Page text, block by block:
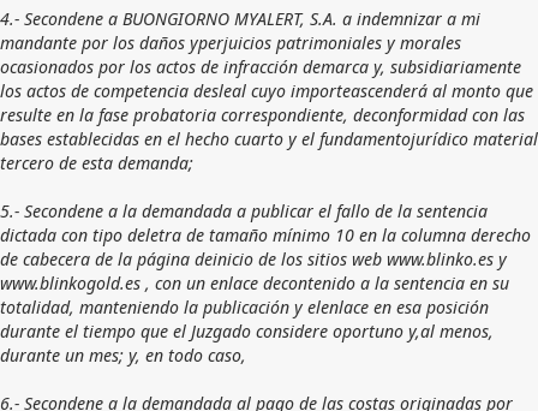
4.- Secondene a BUONGIORNO MYALERT, S.A. a indemnizar a mi
mandante por los daños yperjuicios patrimoniales y morales
ocasionados por los actos de infracción demarca y, subsidiariamente
los actos de competencia desleal cuyo importeascenderá al monto que
resulte en la fase probatoria correspondiente, deconformidad con las
bases establecidas en el hecho cuarto y el fundamentojurídico material
tercero de esta demanda;
5.- Secondene a la demandada a publicar el fallo de la sentencia
dictada con tipo deletra de tamaño mínimo 10 en la columna derecho
de cabecera de la página deinicio de los sitios web www.blinko.es y
www.blinkogold.es , con un enlace decontenido a la sentencia en su
totalidad, manteniendo la publicación y elenlace en esa posición
durante el tiempo que el Juzgado considere oportuno y,al menos,
durante un mes; y, en todo caso,
6.- Secondene a la demandada al pago de las costas originadas por